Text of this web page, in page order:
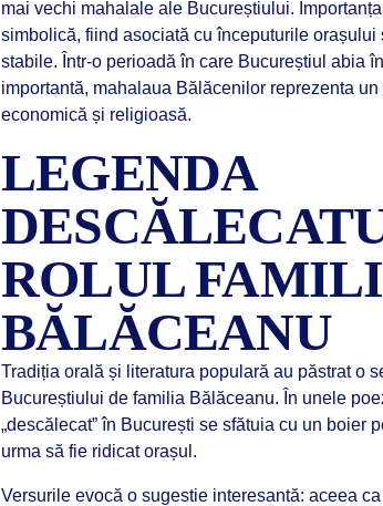
mai vechi mahalale ale Bucureștiului.
simbolică, fiind asociată cu începuturile
stabile. Într-o perioadă în care Bucureștiul abia
importantă, mahalaua Bălăcenilor reprezenta
economică și religioasă.
LEGENDA
ROLUL
BĂLĂCEANU
Tradiția orală și literatura populară au păstrat o
Bucureștiului de familia Bălăceanu. În unele
„descălecat” în București se sfătuia cu un boier
urma să fie ridicat orașul.
Versurile evocă o sugestie interesantă: aceea